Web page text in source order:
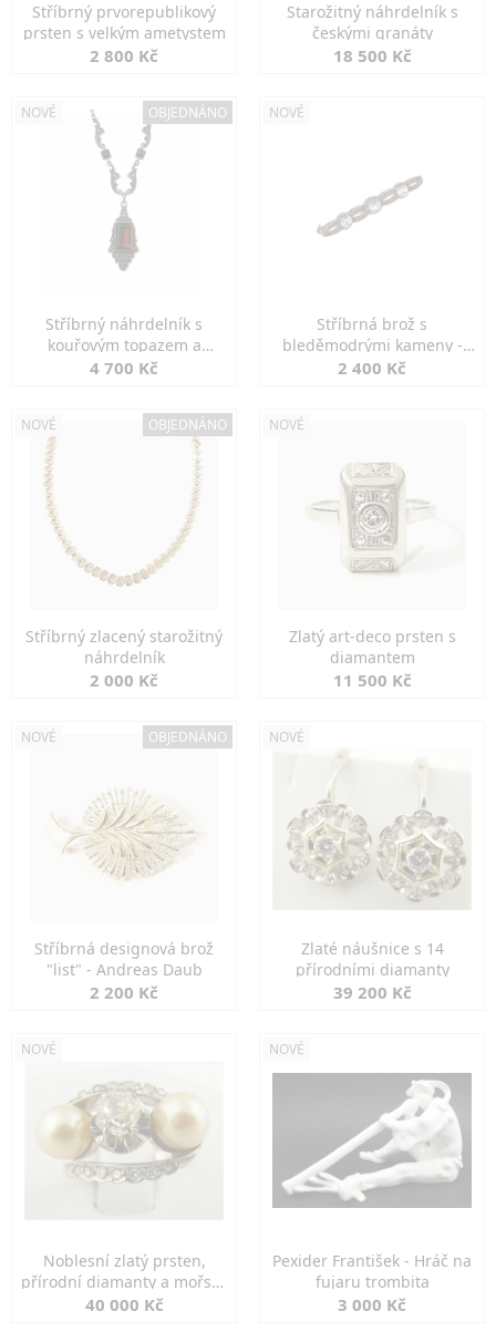
Stříbrný prvorepublikový
prsten s velkým ametystem
2 800 Kč
Starožitný náhrdelník s
českými granáty
18 500 Kč
NOVÉ OBJEDNÁNO
Stříbrný náhrdelník s
kouřovým topazem a
markazity
4 700 Kč
NOVÉ
Stříbrná brož s
bleděmodrými kameny -
jemná elegance
2 400 Kč
NOVÉ OBJEDNÁNO
Stříbrný zlacený starožitný
náhrdelník
2 000 Kč
NOVÉ
Zlatý art-deco prsten s
diamantem
11 500 Kč
NOVÉ OBJEDNÁNO
Stříbrná designová brož
"list" - Andreas Daub
2 200 Kč
NOVÉ
Zlaté náušnice s 14
přírodními diamanty
39 200 Kč
NOVÉ
Noblesní zlatý prsten,
přírodní diamanty a mořské
perly
40 000 Kč
NOVÉ
Pexider František - Hráč na
fujaru trombita
3 000 Kč